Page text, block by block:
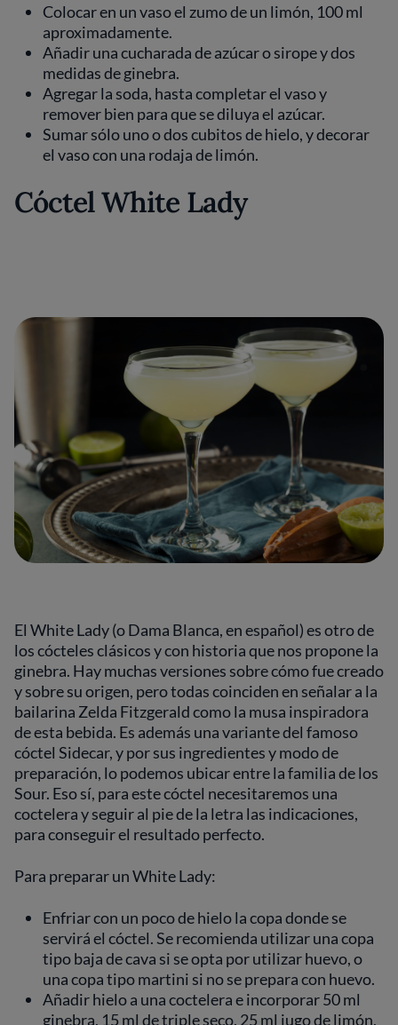
Colocar en un vaso el zumo de un limón, 100 ml
aproximadamente.
Añadir una cucharada de azúcar o sirope y dos
medidas de ginebra.
Agregar la soda, hasta completar el vaso y
remover bien para que se diluya el azúcar.
Sumar sólo uno o dos cubitos de hielo, y decorar
el vaso con una rodaja de limón.
Cóctel White Lady
El White Lady (o Dama Blanca, en español) es otro de
los cócteles clásicos y con historia que nos propone la
ginebra. Hay muchas versiones sobre cómo fue creado
y sobre su origen, pero todas coinciden en señalar a la
bailarina Zelda Fitzgerald como la musa inspiradora
de esta bebida. Es además una variante del famoso
cóctel Sidecar, y por sus ingredientes y modo de
preparación, lo podemos ubicar entre la familia de los
Sour. Eso sí, para este cóctel necesitaremos una
coctelera y seguir al pie de la letra las indicaciones,
para conseguir el resultado perfecto.
Para preparar un White Lady:
Enfriar con un poco de hielo la copa donde se
servirá el cóctel. Se recomienda utilizar una copa
tipo baja de cava si se opta por utilizar huevo, o
una copa tipo martini si no se prepara con huevo.
Añadir hielo a una coctelera e incorporar 50 ml
ginebra, 15 ml de triple seco, 25 ml jugo de limón,